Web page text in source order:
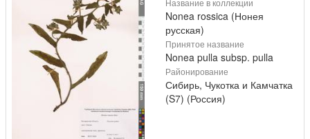
Название в коллекции
Nonea rossica (Нонея
русская)
Принятое название
Nonea pulla subsp. pulla
Районирование
Сибирь, Чукотка и Камчатка
(S7) (Россия)